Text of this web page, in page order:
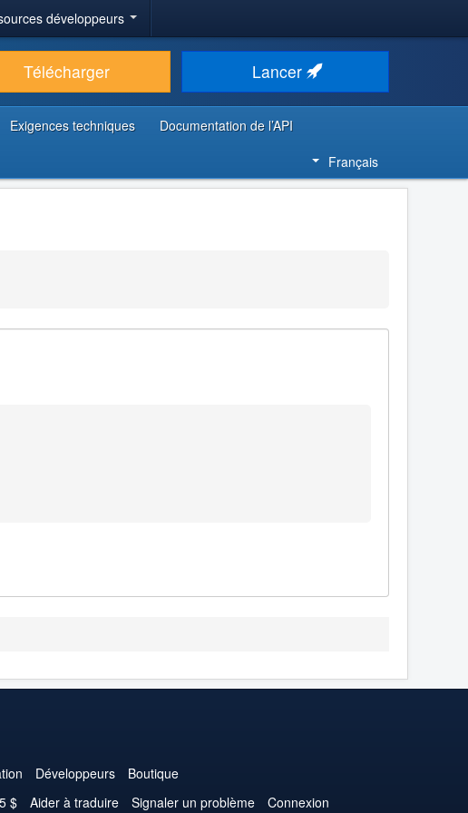
développeurs
Télécharger Lancer
Exigences techniques
Documentation de l’API
Français
Développeurs
Boutique
$ Aider à traduire Signaler un problème Connexion